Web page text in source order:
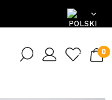
EN
PL